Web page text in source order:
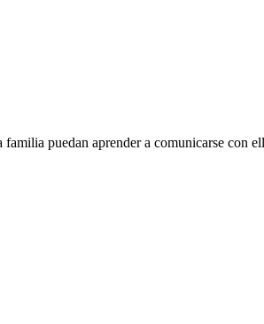
puedan aprender a comunicarse con